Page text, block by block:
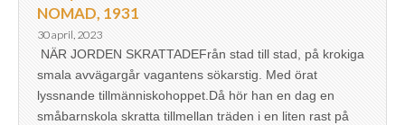
NOMAD, 1931
30 april, 2023
NÄR JORDEN SKRATTADEFrån stad till stad, på krokiga
smala avvägargår vagantens sökarstig. Med örat
lyssnande tillmänniskohoppet.Då hör han en dag en
småbarnskola skratta tillmellan träden i en liten rast på